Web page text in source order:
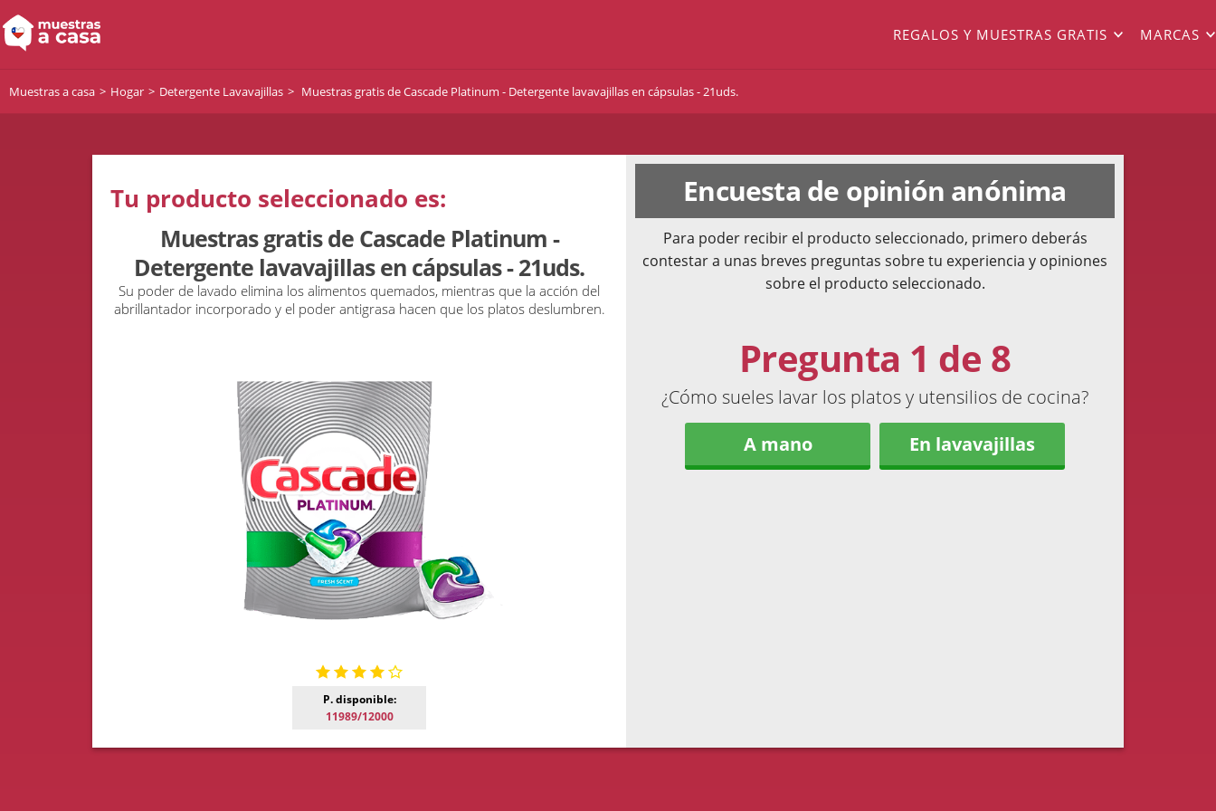
REGALOS Y MUESTRAS GRATIS MARCAS
Muestras a casa Hogar Detergente Lavavajillas Muestras gratis de Cascade Platinum - Detergente lavavajillas en cápsulas - 21uds.
Tu producto seleccionado es:
Muestras gratis de Cascade Platinum -
Detergente lavavajillas en cápsulas - 21uds.
Su poder de lavado elimina los alimentos quemados, mientras que la acción del
abrillantador incorporado y el poder antigrasa hacen que los platos deslumbren.
P. disponible:
11989/12000
Encuesta de opinión anónima
Para poder recibir el producto seleccionado, primero deberás
contestar a unas breves preguntas sobre tu experiencia y opiniones
sobre el producto seleccionado.
Pregunta 1 de 8
¿Cómo sueles lavar los platos y utensilios de cocina?
A mano
En lavavajillas